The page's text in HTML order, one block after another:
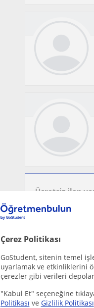
Çerez Politikası
GoStudent, sitenin temel
uyarlamak ve etkinliklerini
çerezler gibi verileri
"Kabul Et" seçeneğine
Politikası ve Gizlilik Politikası
Ücretsiz ilan
Ücretsiz bir ilan